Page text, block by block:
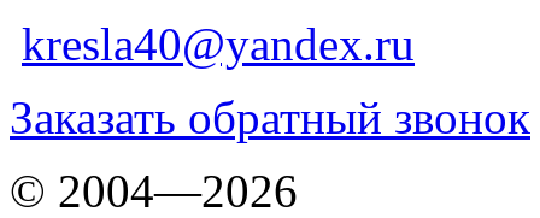
kresla40@yandex.ru
Заказать обратный звонок
© 2004—2026